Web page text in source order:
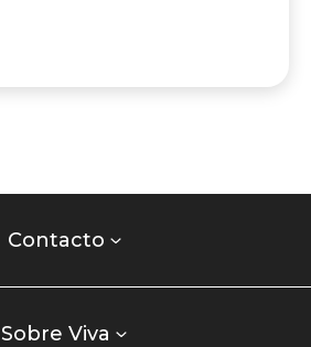
Contacto
Sobre Viva